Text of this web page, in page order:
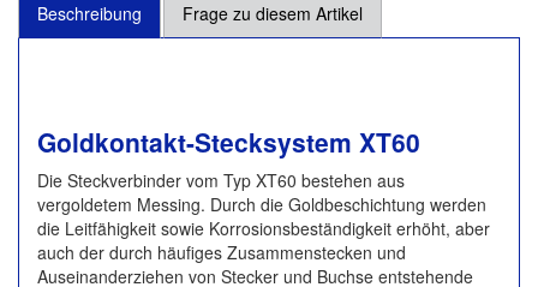
Beschreibung Frage zu diesem Artikel
Goldkontakt-Stecksystem XT60
Die Steckverbinder vom Typ XT60 bestehen aus
vergoldetem Messing. Durch die Goldbeschichtung werden
die Leitfähigkeit sowie Korrosionsbeständigkeit erhöht, aber
auch der durch häufiges Zusammenstecken und
Auseinanderziehen von Stecker und Buchse entstehende